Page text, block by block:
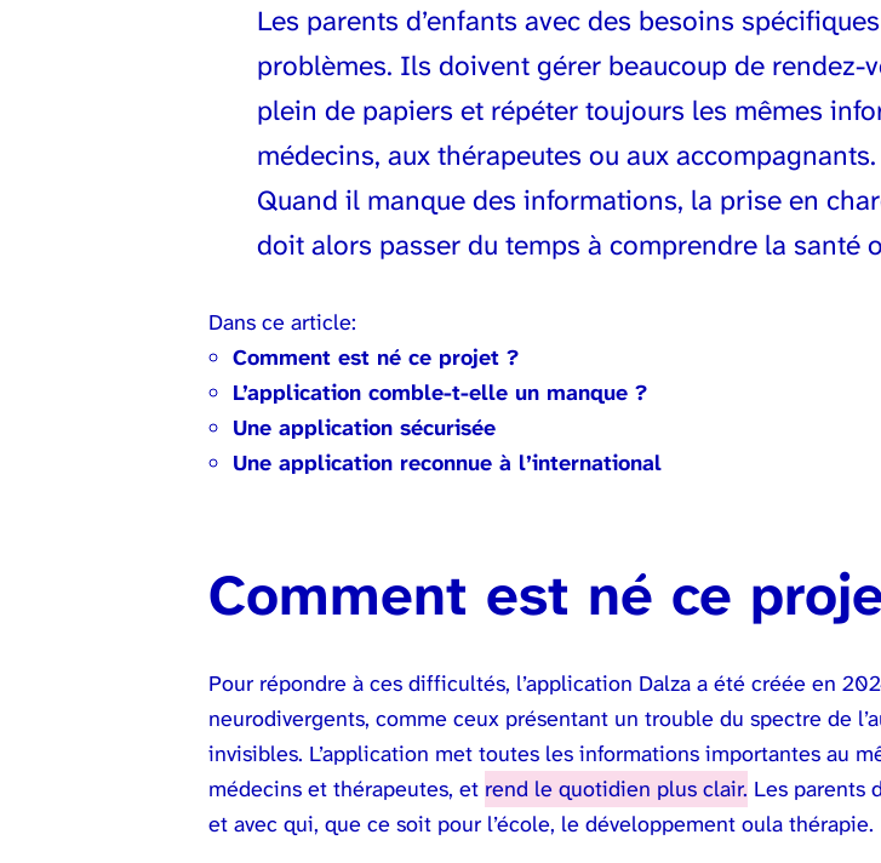
Les parents d’enfants avec des besoins
problèmes. Ils doivent gérer beaucoup de rendez-
plein de papiers et répéter toujours les mêmes
médecins, aux thérapeutes ou aux accompagnants.
Quand il manque des informations, la prise en
doit alors passer du temps à comprendre la santé
Dans ce article:
Comment est né ce projet ?
L’application comble-t-elle un manque ?
Une application sécurisée
Une application reconnue à l’international
Comment est né ce
Pour répondre à ces difficultés, l’application Dalza a été créée en
neurodivergents, comme ceux présentant un trouble du spectre de
invisibles. L’application met toutes les informations importantes au
médecins et thérapeutes, et rend le quotidien plus clair. Les parents
et avec qui, que ce soit pour l’école, le développement oula thérapie.